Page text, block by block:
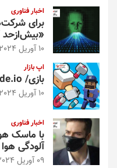
اخبار فناوری
برای
10 آوریل 2024
اپ بازار
بازی/ Hide.io؛ از چشم بقیه پنهان شوید
10 آوریل 2024
اخبار فناوری
با ماسک
آلودگی
09 آوریل 2024